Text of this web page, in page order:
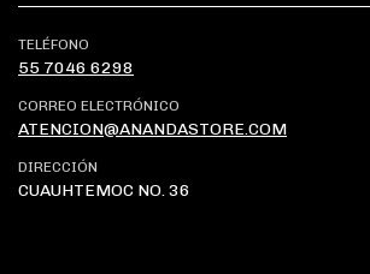
TELÉFONO
55 7046 6298
CORREO ELECTRÓNICO
ATENCION@ANANDASTORE.COM
DIRECCIÓN
CUAUHTEMOC NO. 36